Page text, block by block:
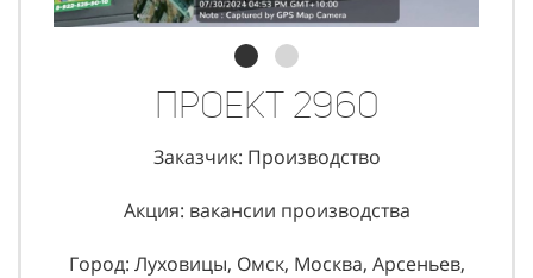
Проект 2960
Заказчик: Производство
Акция: вакансии производства
Город: Луховицы, Омск, Москва, Арсеньев,